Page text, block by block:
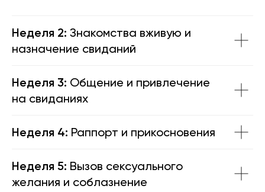
Неделя 2: Знакомства вживую и
назначение свиданий
Неделя 3: Общение и привлечение
на свиданиях
Неделя 4: Раппорт и прикосновения
Неделя 5: Вызов сексуального
желания и соблазнение